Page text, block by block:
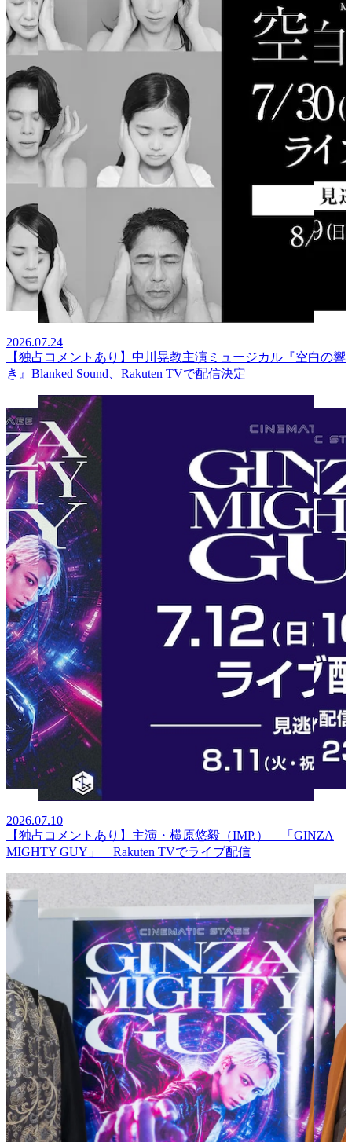
2026.07.24
【独占コメントあり】中川晃教主演ミュージカル『空白の響
き』Blanked Sound、Rakuten TVで配信決定
2026.07.10
【独占コメントあり】主演・横原悠毅（IMP.） 「GINZA
MIGHTY GUY」 Rakuten TVでライブ配信